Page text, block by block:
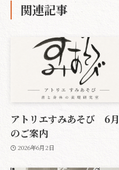
関連記事
アトリエすみあそび 6月
のご案内
2026年6月2日